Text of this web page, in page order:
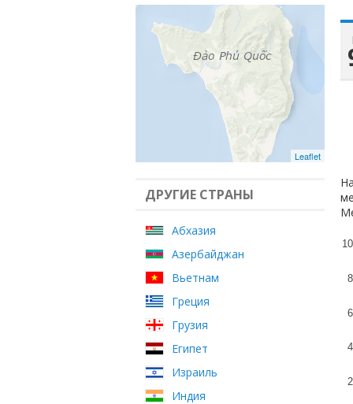
Leaflet
ДРУГИЕ СТРАНЫ
Абхазия
Азербайджан
Вьетнам
Греция
Грузия
Египет
Израиль
Индия